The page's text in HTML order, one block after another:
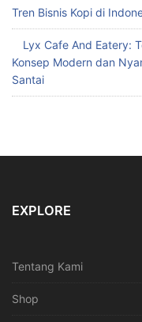
Tren Bisnis Kopi di
Lyx Cafe And Eatery:
Konsep Modern dan
Santai
EXPLORE
Tentang Kami
Shop